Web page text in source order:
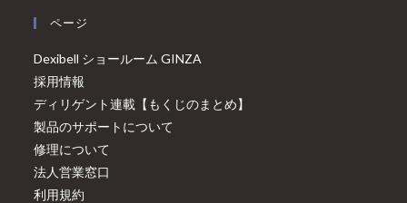
ページ
Dexibell ショールーム GINZA
採用情報
ディリゲント連載【もくじのまとめ】
製品のサポートについて
修理について
法人営業窓口
利用規約